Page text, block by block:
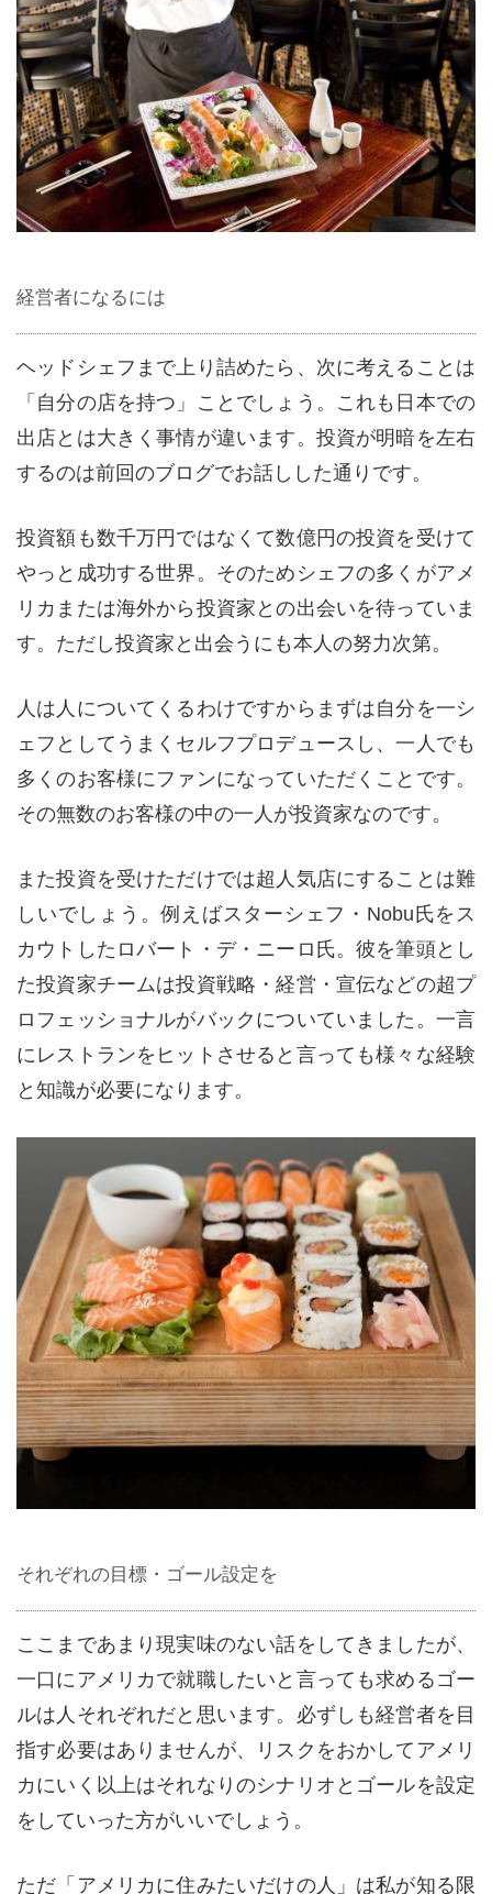
経営者になるには
ヘッドシェフまで上り詰めたら、次に考えることは
「自分の店を持つ」ことでしょう。これも日本での
出店とは大きく事情が違います。投資が明暗を左右
するのは前回のブログでお話しした通りです。
投資額も数千万円ではなくて数億円の投資を受けて
やっと成功する世界。そのためシェフの多くがアメ
リカまたは海外から投資家との出会いを待っていま
す。ただし投資家と出会うにも本人の努力次第。
人は人についてくるわけですからまずは自分を一シ
ェフとしてうまくセルフプロデュースし、一人でも
多くのお客様にファンになっていただくことです。
その無数のお客様の中の一人が投資家なのです。
また投資を受けただけでは超人気店にすることは難
しいでしょう。例えばスターシェフ・Nobu氏をス
カウトしたロバート・デ・ニーロ氏。彼を筆頭とし
た投資家チームは投資戦略・経営・宣伝などの超プ
ロフェッショナルがバックについていました。一言
にレストランをヒットさせると言っても様々な経験
と知識が必要になります。
それぞれの目標・ゴール設定を
ここまであまり現実味のない話をしてきましたが、
一口にアメリカで就職したいと言っても求めるゴー
ルは人それぞれだと思います。必ずしも経営者を目
指す必要はありませんが、リスクをおかしてアメリ
カにいく以上はそれなりのシナリオとゴールを設定
をしていった方がいいでしょう。
ただ「アメリカに住みたいだけの人」は私が知る限